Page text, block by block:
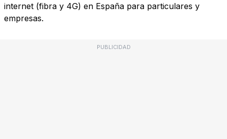
internet (fibra y 4G) en España para particulares y
empresas.
PUBLICIDAD